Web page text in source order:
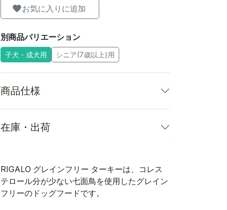
お気に入りに追加
別商品バリエーション
子犬・成犬用 シニア(7歳以上)用
商品仕様
在庫・出荷
RIGALO グレインフリー ターキーは、コレス
テロール分が少ない七面鳥を使用したグレイン
フリーのドッグフードです。